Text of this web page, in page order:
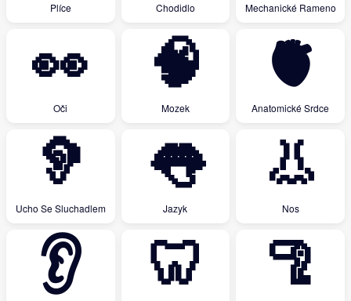
Plíce Chodidlo Mechanické Rameno
👀
Oči
🧠
Mozek
🫀
Anatomické Srdce
🦻
Ucho Se Sluchadlem
👅
Jazyk
👃
Nos
👂 🦷 🦿